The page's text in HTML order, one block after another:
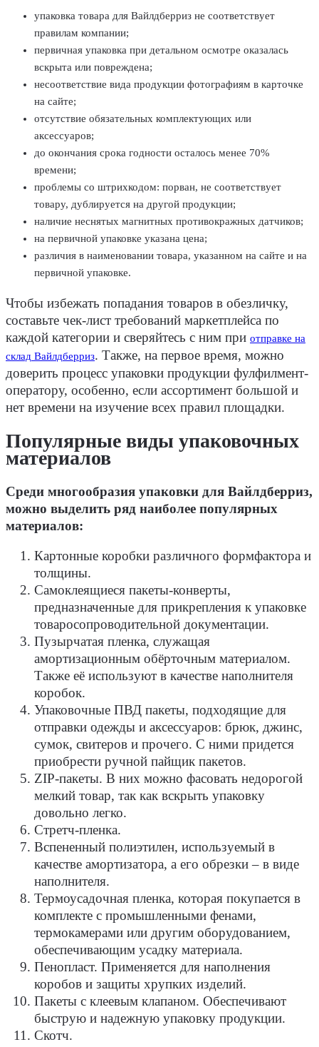
упаковка товара для Вайлдберриз не соответствует
правилам компании;
первичная упаковка при детальном осмотре оказалась
вскрыта или повреждена;
несоответствие вида продукции фотографиям в карточке
на сайте;
отсутствие обязательных комплектующих или
аксессуаров;
до окончания срока годности осталось менее 70%
времени;
проблемы со штрихкодом: порван, не соответствует
товару, дублируется на другой продукции;
наличие неснятых магнитных противокражных датчиков;
на первичной упаковке указана цена;
различия в наименовании товара, указанном на сайте и на
первичной упаковке.
Чтобы избежать попадания товаров в обезличку,
составьте чек-лист требований маркетплейса по
каждой категории и сверяйтесь с ним при отправке на
склад Вайлдберриз. Также, на первое время, можно
доверить процесс упаковки продукции фулфилмент-
оператору, особенно, если ассортимент большой и
нет времени на изучение всех правил площадки.
Популярные виды упаковочных
материалов
Среди многообразия упаковки для Вайлдберриз,
можно выделить ряд наиболее популярных
материалов:
Картонные коробки различного формфактора и
толщины.
Самоклеящиеся пакеты-конверты,
предназначенные для прикрепления к упаковке
товаросопроводительной документации.
Пузырчатая пленка, служащая
амортизационным обёрточным материалом.
Также её используют в качестве наполнителя
коробок.
Упаковочные ПВД пакеты, подходящие для
отправки одежды и аксессуаров: брюк, джинс,
сумок, свитеров и прочего. С ними придется
приобрести ручной пайщик пакетов.
ZIP-пакеты. В них можно фасовать недорогой
мелкий товар, так как вскрыть упаковку
довольно легко.
Стретч-пленка.
Вспененный полиэтилен, используемый в
качестве амортизатора, а его обрезки – в виде
наполнителя.
Термоусадочная пленка, которая покупается в
комплекте с промышленными фенами,
термокамерами или другим оборудованием,
обеспечивающим усадку материала.
Пенопласт. Применяется для наполнения
коробов и защиты хрупких изделий.
Пакеты с клеевым клапаном. Обеспечивают
быструю и надежную упаковку продукции.
Скотч.